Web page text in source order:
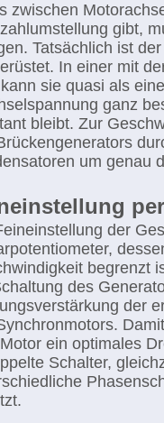
zwischen
gibt,
Tatsächlich ist
In einer mit
sie quasi als
ganz
bleibt. Zur
um genau
der
begrenzt
des
der
ein optimales
Schalter,